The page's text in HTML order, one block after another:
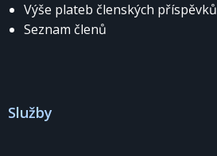
Výše plateb členských příspěvků
Seznam členů
Služby